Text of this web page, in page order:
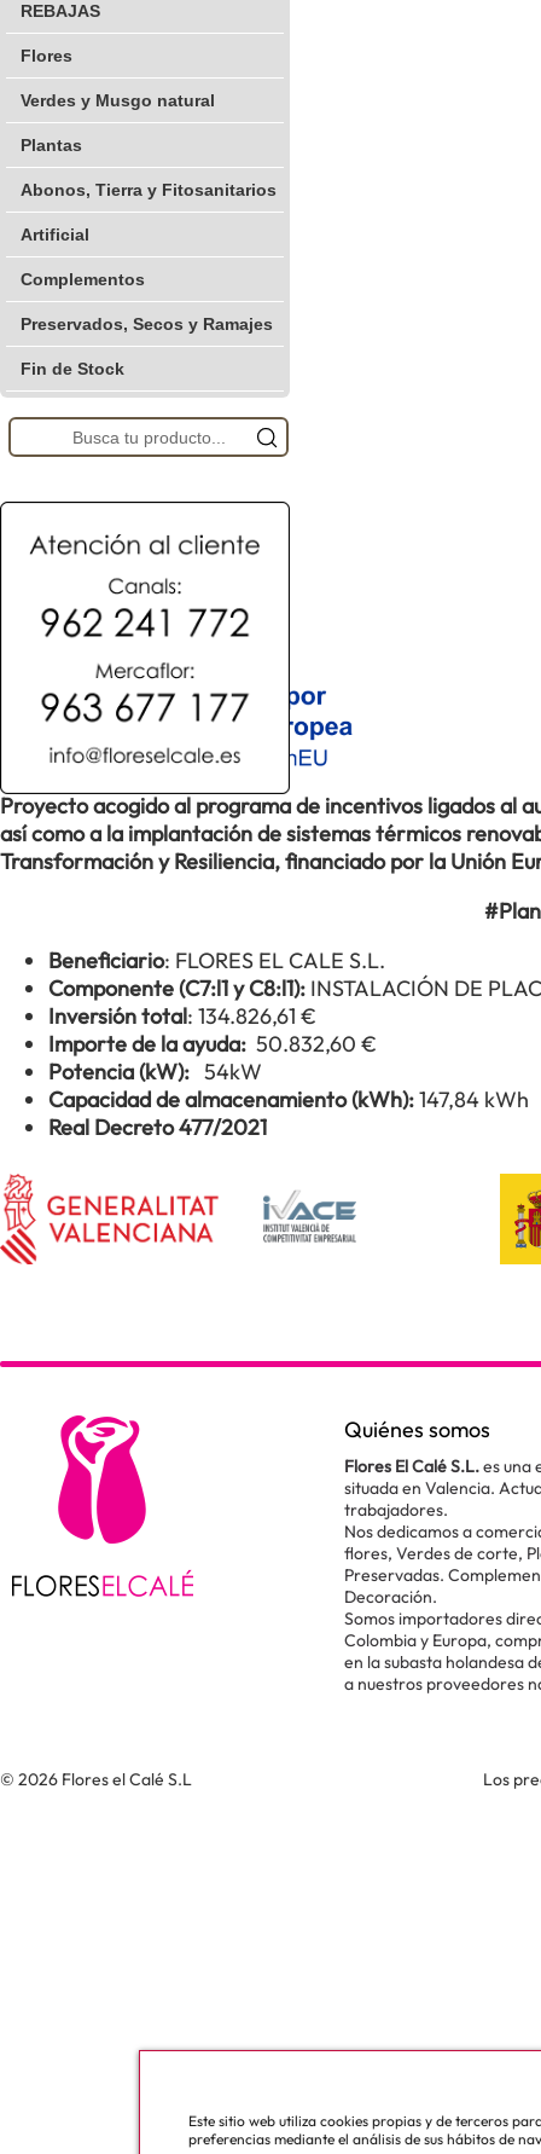
REBAJAS
Flores
Verdes y Musgo natural
Plantas
Abonos, Tierra y Fitosanitarios
Artificial
Complementos
Preservados, Secos y Ramajes
Fin de Stock
Proyecto acogido al programa de incentivos ligados al
así como a la implantación de sistemas térmicos
Transformación y Resiliencia, financiado por la Unión
Beneficiario: FLORES EL CALE S.L.
Componente (C7:l1 y C8:l1): INSTALACIÓN DE
Inversión total: 134.826,61 €
Importe de la ayuda: 50.832,60 €
Potencia (kW): 54kW
Capacidad de almacenamiento (kWh):147,84 kWh
Real Decreto 477/2021
Quiénes somos
Flores El Calé S.L.es una
situada en Valencia.
trabajadores.
Nos dedicamos a
flores, Verdes de corte,
Preservadas.
Decoración.
Somos importadores
Colombia y Europa,
en la subasta holandesa
a nuestros proveedores
© 2026 Flores el Calé S.L Los
Este sitio web utiliza cookies propias y de terceros
preferencias mediante el análisis de sus hábitos de